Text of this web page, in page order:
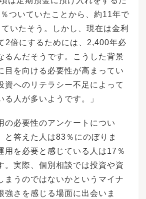
ついていたことから、約11年で
いたそう。しかし、現在は金利
2倍にするためには、2,400年必
るんだそうです。こうした背景
目を向ける必要性が高まってい
資へのリテラシー不足によって
る人が多いようです。」
の必要性のアンケートについ
と答えた人は83％にのぼりま
用を必要と感じている人は17％
。実際、個別相談では投資や資
まうのではないかというマイナ
強さを感じる場面に出会いま